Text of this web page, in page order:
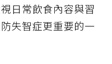
日常飲食內容與習
失智症更重要的一